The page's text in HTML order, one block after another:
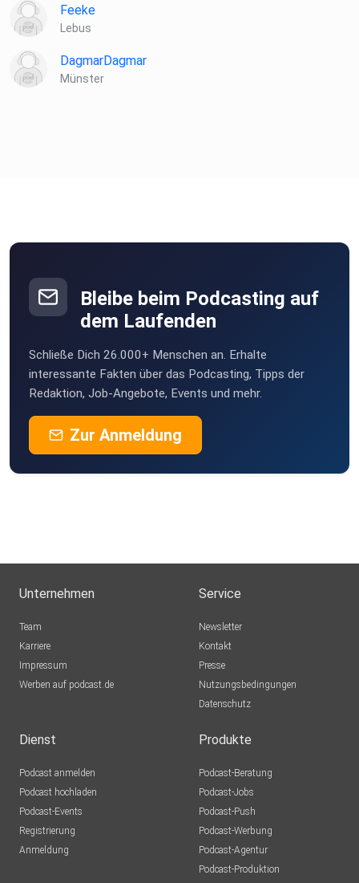
Feeke
Lebus
DagmarDagmar
Münster
Bleibe beim Podcasting auf
dem Laufenden
Schließe Dich 26.000+ Menschen an. Erhalte
interessante Fakten über das Podcasting, Tipps der
Redaktion, Job-Angebote, Events und mehr.
Zur Anmeldung
Unternehmen
Team
Karriere
Impressum
Werben auf podcast.de
Service
Newsletter
Kontakt
Presse
Nutzungsbedingungen
Datenschutz
Dienst
Podcast anmelden
Podcast hochladen
Podcast-Events
Registrierung
Anmeldung
Produkte
Podcast-Beratung
Podcast-Jobs
Podcast-Push
Podcast-Werbung
Podcast-Agentur
Podcast-Produktion